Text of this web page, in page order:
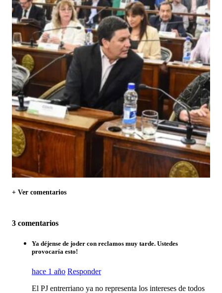
+ Ver comentarios
3 comentarios
Ya déjense de joder con reclamos muy tarde. Ustedes
provocaría esto!
hace 1 año Responder
El PJ entrerriano ya no representa los intereses de todos